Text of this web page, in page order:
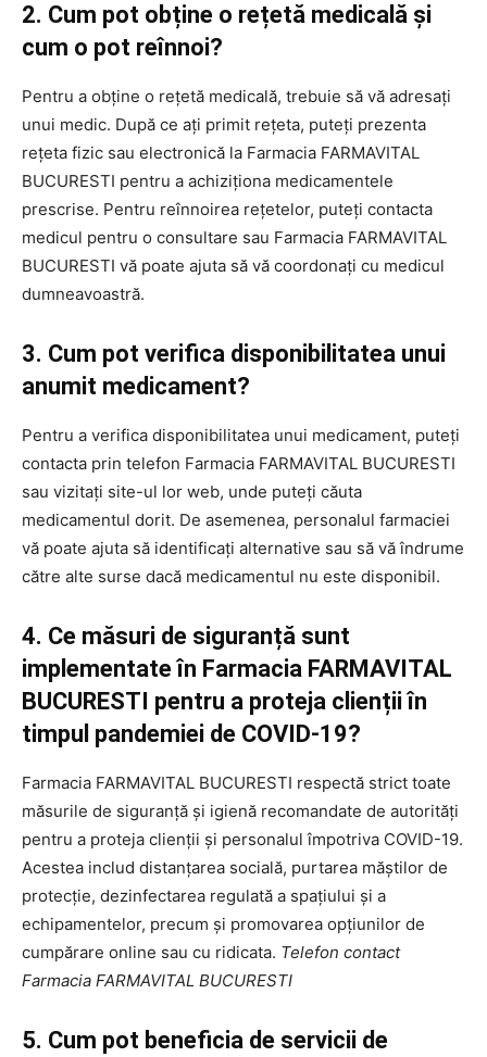
2. Cum pot obține o rețetă medicală și
cum o pot reînnoi?
Pentru a obține o rețetă medicală, trebuie să vă adresați
unui medic. După ce ați primit rețeta, puteți prezenta
rețeta fizic sau electronică la Farmacia FARMAVITAL
BUCURESTI pentru a achiziționa medicamentele
prescrise. Pentru reînnoirea rețetelor, puteți contacta
medicul pentru o consultare sau Farmacia FARMAVITAL
BUCURESTI vă poate ajuta să vă coordonați cu medicul
dumneavoastră.
3. Cum pot verifica disponibilitatea unui
anumit medicament?
Pentru a verifica disponibilitatea unui medicament, puteți
contacta prin telefon Farmacia FARMAVITAL BUCURESTI
sau vizitați site-ul lor web, unde puteți căuta
medicamentul dorit. De asemenea, personalul farmaciei
vă poate ajuta să identificați alternative sau să vă îndrume
către alte surse dacă medicamentul nu este disponibil.
4. Ce măsuri de siguranță sunt
implementate în Farmacia FARMAVITAL
BUCURESTI pentru a proteja clienții în
timpul pandemiei de COVID-19?
Farmacia FARMAVITAL BUCURESTI respectă strict toate
măsurile de siguranță și igienă recomandate de autorități
pentru a proteja clienții și personalul împotriva COVID-19.
Acestea includ distanțarea socială, purtarea măștilor de
protecție, dezinfectarea regulată a spațiului și a
echipamentelor, precum și promovarea opțiunilor de
cumpărare online sau cu ridicata. Telefon contact
Farmacia FARMAVITAL BUCURESTI
5. Cum pot beneficia de servicii de